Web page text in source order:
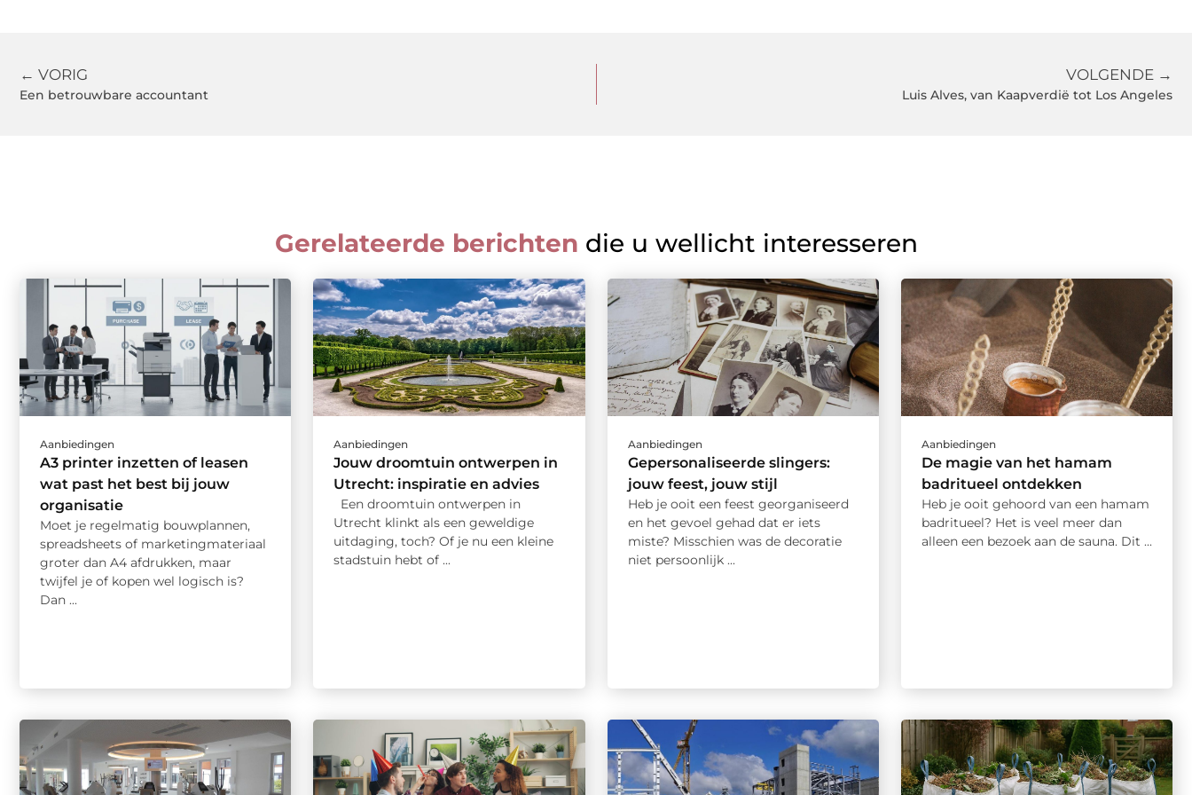
← VORIG
Een betrouwbare accountant
VOLGENDE →
Luis Alves, van Kaapverdië tot Los Angeles
Gerelateerde berichten die u wellicht interesseren
Aanbiedingen
A3 printer inzetten of leasen
wat past het best bij jouw
organisatie
Moet je regelmatig bouwplannen,
spreadsheets of marketingmateriaal
groter dan A4 afdrukken, maar
twijfel je of kopen wel logisch is?
Dan ...
Aanbiedingen
Jouw droomtuin ontwerpen in
Utrecht: inspiratie en advies
Een droomtuin ontwerpen in
Utrecht klinkt als een geweldige
uitdaging, toch? Of je nu een kleine
stadstuin hebt of ...
Aanbiedingen
Gepersonaliseerde slingers:
jouw feest, jouw stijl
Heb je ooit een feest georganiseerd
en het gevoel gehad dat er iets
miste? Misschien was de decoratie
niet persoonlijk ...
Aanbiedingen
De magie van het hamam
badritueel ontdekken
Heb je ooit gehoord van een hamam
badritueel? Het is veel meer dan
alleen een bezoek aan de sauna. Dit ...